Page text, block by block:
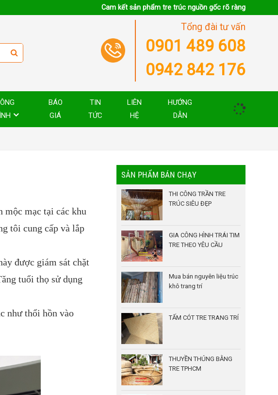
Cam kết sản phẩm tre trúc nguồn gốc rõ ràng
Tổng đài tư vấn
0901 489 608
0942 842 176
BÁO
GIÁ
TIN
TỨC
LIÊN
HỆ
HƯỚNG
DẪN
mạc tại các khu
tôi cung cấp và lắp
được giám sát chặt
tuổi thọ sử dụng
như thổi hồn vào
SẢN PHẨM BÁN CHẠY
THI CÔNG TRẦN TRE
TRÚC SIÊU ĐẸP
GIA CÔNG HÌNH TRÁI TIM
TRE THEO YÊU CẦU
Mua bán nguyên liệu trúc
khô trang trí
TẤM CÓT TRE TRANG TRÍ
THUYỀN THÚNG BẰNG
TRE TPHCM